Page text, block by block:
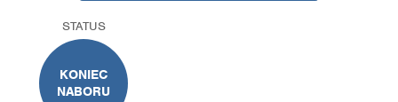
STATUS
KONIEC
NABORU